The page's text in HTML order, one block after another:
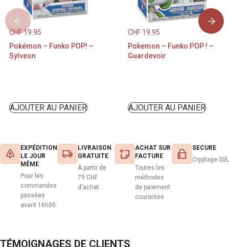
CHF19.95
Pokémon – Funko POP! –
Sylveon
AJOUTER AU PANIER
CHF19.95
Pokemon – Funko POP ! –
Guardevoir
AJOUTER AU PANIER
EXPÉDITION
LE JOUR
MÊME
Pour les
commandes
passées
avant 16h00
LIVRAISON
GRATUITE
À partir de
79 CHF
d'achat
ACHAT SUR
FACTURE
Toutes les
méthodes
de paiement
courantes
SECURE
Cryptage SSL
TÉMOIGNAGES DE CLIENTS